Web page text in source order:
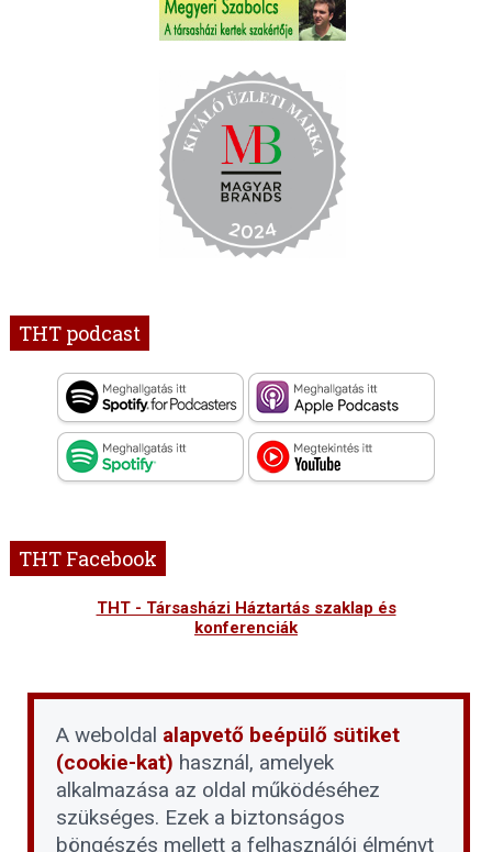
THT podcast
THT Facebook
THT - Társasházi Háztartás szaklap és
konferenciák
A weboldal alapvető beépülő sütiket
(cookie-kat) használ, amelyek
alkalmazása az oldal működéséhez
szükséges. Ezek a biztonságos
böngészés mellett a felhasználói élményt